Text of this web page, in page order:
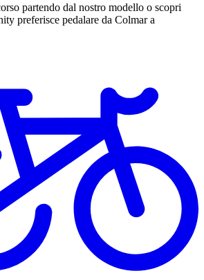
partendo dal nostro modello o scopri
preferisce pedalare da Colmar a